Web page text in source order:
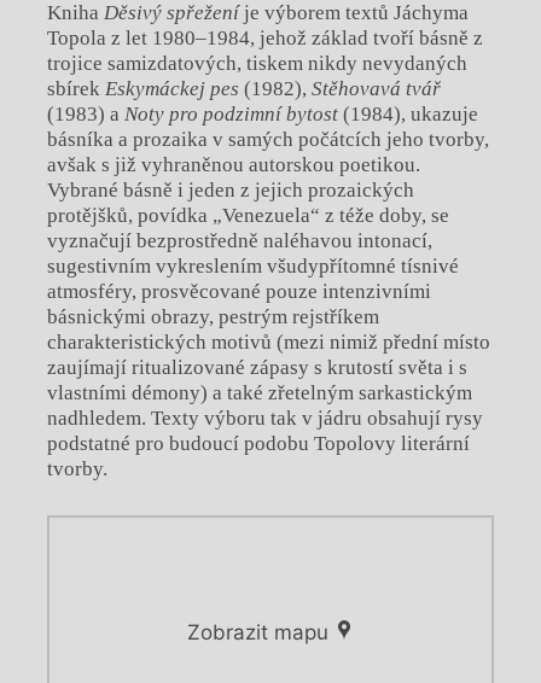
Kniha Děsivý spřeženíje výborem textů Jáchyma
Topola z let 1980–1984, jehož základ tvoří básně z
trojice samizdatových, tiskem nikdy nevydaných
sbírek Eskymáckej pes (1982), Stěhovavá tvář
(1983) a Noty pro podzimní bytost (1984), ukazuje
básníka a prozaika v samých počátcích jeho tvorby,
avšak s již vyhraněnou autorskou poetikou.
Vybrané básně i jeden z jejich prozaických
protějšků, povídka „Venezuela“ z téže doby, se
vyznačují bezprostředně naléhavou intonací,
sugestivním vykreslením všudypřítomné tísnivé
atmosféry, prosvěcované pouze intenzivními
básnickými obrazy, pestrým rejstříkem
charakteristických motivů (mezi nimiž přední místo
zaujímají ritualizované zápasy s krutostí světa i s
vlastními démony) a také zřetelným sarkastickým
nadhledem. Texty výboru tak v jádru obsahují rysy
podstatné pro budoucí podobu Topolovy literární
tvorby.
Zobrazit mapu